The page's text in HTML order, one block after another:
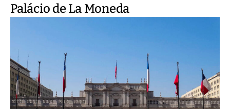
Palácio de La Moneda